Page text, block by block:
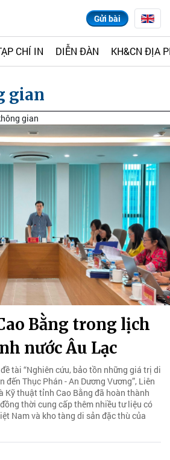
Gửi bài
CHÍ IN DIỄN ĐÀN KH&CN ĐỊA
gian
gian
Bằng trong lịch
nước Âu Lạc
tài “Nghiên cứu, bảo tồn những giá trị di
đến Thục Phán - An Dương Vương”, Liên
Kỹ thuật tỉnh Cao Bằng đã hoàn thành
thời cung cấp thêm nhiều tư liệu có
Nam và kho tàng di sản đặc thù của